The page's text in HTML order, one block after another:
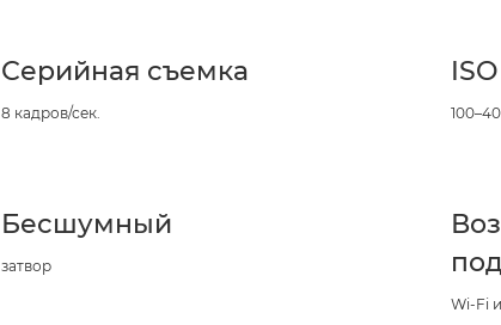
Серийная съемка
8 кадров/сек.
ISO
Бесшумный
затвор
Wi-Fi